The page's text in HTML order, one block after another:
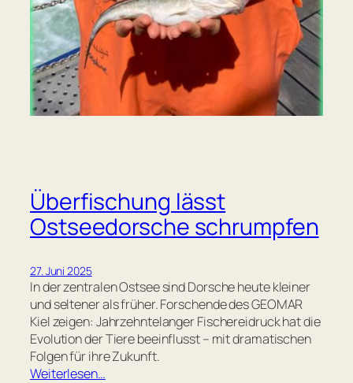
Überfischung lässt
Ostseedorsche schrumpfen
27. Juni 2025
In der zentralen Ostsee sind Dorsche heute kleiner
und seltener als früher. Forschende des GEOMAR
Kiel zeigen: Jahrzehntelanger Fischereidruck hat die
Evolution der Tiere beeinflusst – mit dramatischen
Folgen für ihre Zukunft.
Weiterlesen…